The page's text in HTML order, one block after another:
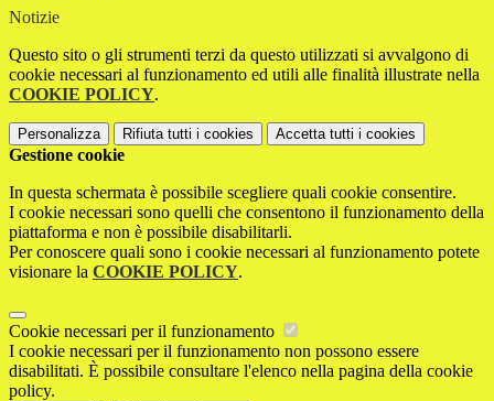
Notizie
Questo sito o gli strumenti terzi da questo utilizzati si avvalgono di
cookie necessari al funzionamento ed utili alle finalità illustrate nella
COOKIE POLICY.
Personalizza Rifiuta tutti i cookies Accetta tutti i cookies
Gestione cookie
In questa schermata è possibile scegliere quali cookie consentire.
I cookie necessari sono quelli che consentono il funzionamento della
piattaforma e non è possibile disabilitarli.
Per conoscere quali sono i cookie necessari al funzionamento potete
visionare la COOKIE POLICY.
Cookie necessari per il funzionamento
I cookie necessari per il funzionamento non possono essere
disabilitati. È possibile consultare l'elenco nella pagina della cookie
policy.